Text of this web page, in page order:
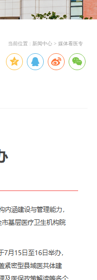
当前位置 : 新闻中心> 媒体看医专